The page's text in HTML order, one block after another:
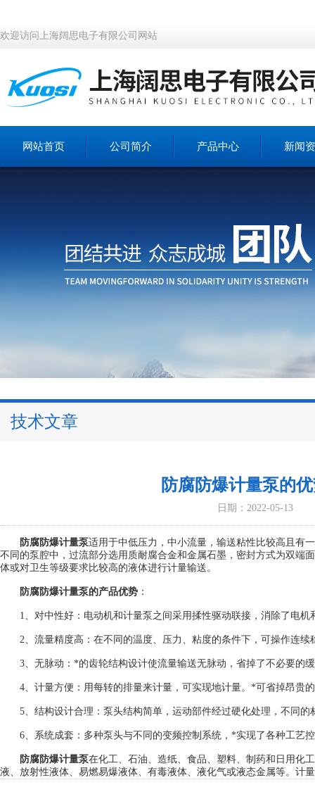
欢迎访问上海阔思电子有限公司网站
网站首页 公司简介 产品中心 新闻
技术文章
防腐防爆计量泵的
日期：2022-05-13
防腐防爆计量泵适用于中低压力，中小流量，输送粘性比较高且有
不同的泵腔中，过流部分选用质耐腐合金和金属石墨，密封方式为双端
体或对卫生等级要求比较高的液体进行计量输送。
防腐防爆计量泵的产品优势 ：
1、对中性好：电动机和计量泵之间采用揉性驱动联接，消除了电机
2、流量精度高：在不同的温度、压力、粘度的条件下，可操作连续
3、无脉动：*的齿轮结构设计使流量输送无脉动，省掉了不必要的
4、计量方便：用每转的排量来计量，可实现地计量。*可省掉昂贵
5、结构设计合理：泵头结构简单，运动部件经过硬化处理，不同的
6、系统成套：多种泵头与不同的变频控制系统，*实现了各种工艺
防腐防爆计量泵在化工、石油、造纸、食品、塑料、制药和日用化
液、放射性液体、易燃易爆液体、有毒液体、液化气或液态金属等。计